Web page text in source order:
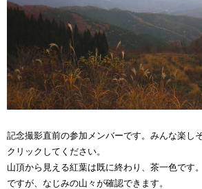
記念撮影直前の参加メンバーです。みんな楽し
クリックしてください。
山頂から見える紅葉は既に終わり、茶一色です
ですが、なじみの山々が確認できます。